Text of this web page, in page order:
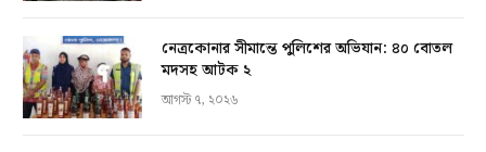
নেত্রকোনার সীমান্তে পুলিশের অভিযান: ৪০ বোতল
মদসহ আটক ২
আগস্ট ৭, ২০২৬